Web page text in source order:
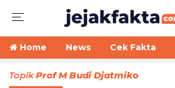
Home News Cek Fakta
TopikProf M Budi Djatmiko